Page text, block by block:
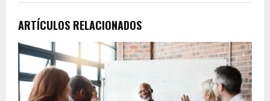
ARTÍCULOS RELACIONADOS